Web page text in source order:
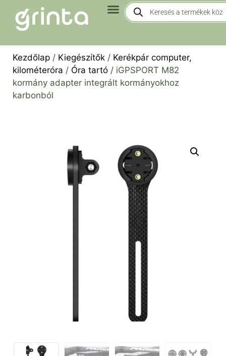
Kezdőlap / Kiegészítők / Kerékpár computer,
kilométeróra / Óra tartó / iGPSPORT M82
kormány adapter integrált kormányokhoz
karbonból